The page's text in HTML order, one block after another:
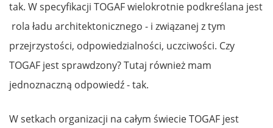
tak. W specyfikacji TOGAF wielokrotnie podkreślana jest
rola ładu architektonicznego - i związanej z tym
przejrzystości, odpowiedzialności, uczciwości. Czy
TOGAF jest sprawdzony? Tutaj również mam
jednoznaczną odpowiedź - tak.
W setkach organizacji na całym świecie TOGAF jest